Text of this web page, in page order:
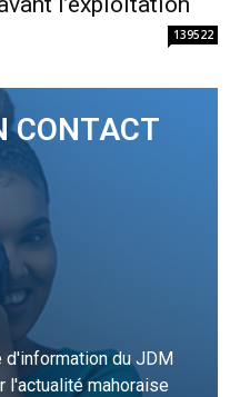
139522
CONTACT
du JDM
l'actualité mahoraise